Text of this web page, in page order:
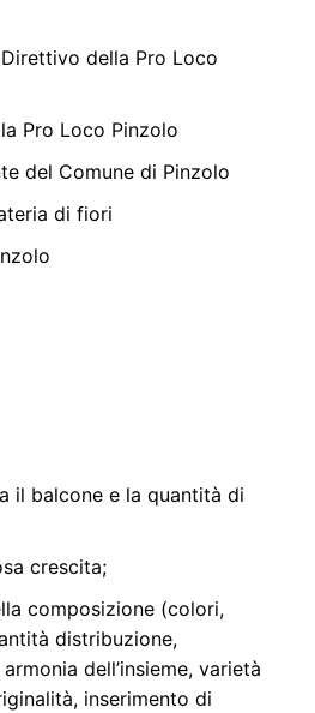
della Pro Loco
Pro Loco Pinzolo
del Comune di Pinzolo
di fiori
il balcone e la quantità di
crescita;
composizione (colori,
distribuzione,
dell’insieme, varietà
inserimento di